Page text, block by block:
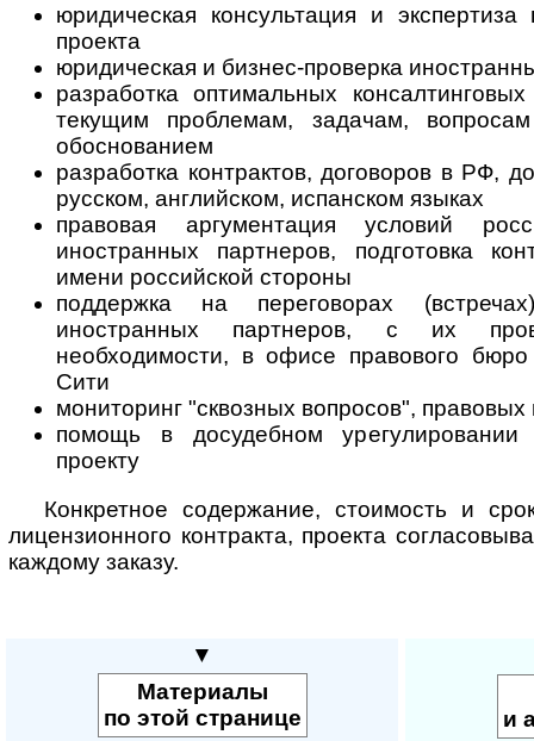
юридическая консультация и
проекта
юридическая и бизнес-проверка
разработка оптимальных
текущим проблемам, задачам,
обоснованием
разработка контрактов, договоров в РФ,
русском, английском, испанском языках
правовая аргументация условий
иностранных партнеров, подготовка
имени российской стороны
поддержка на переговорах
иностранных партнеров, с их
необходимости, в офисе правового
Сити
мониторинг "сквозных вопросов", правовых
помощь в досудебном урегулировании
проекту
Конкретное содержание, стоимость и
лицензионного контракта, проекта
каждому заказу.
▼
Материалы
по этой странице
и